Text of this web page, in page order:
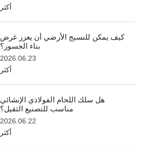
أكثر
كيف يمكن للنسيج الأرضي أن يعزز غرض
بناء الجسور؟
2026.06.23
أكثر
هل سلك اللحام الفولاذي الإنشائي
مناسب للتصنيع الثقيل؟
2026.06.22
أكثر